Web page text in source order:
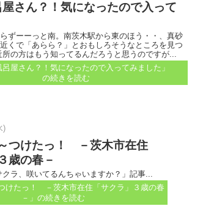
さん？！気になったので入って
ずーーっと南。南茨木駅から東のほう・・、真砂
くで「あらら？」とおもしろそうなところを見つ
所の方はもう知ってるんだろうと思うのですが...
呂屋さん？！気になったので入ってみました」
の続きを読む
)
つけたっ！ －茨木市在住
歳の春－
ラ、咲いてるんちゃいますか？」記事...
けたっ！ －茨木市在住「サクラ」３歳の春
－」 の続きを読む